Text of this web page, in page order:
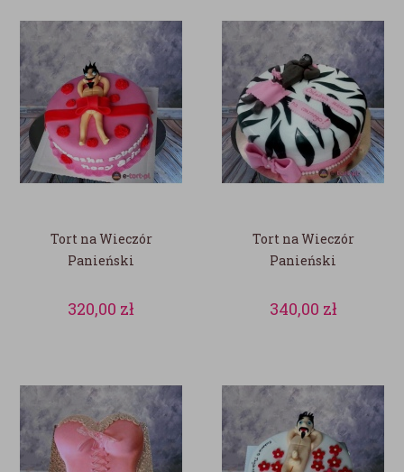
Tort na Wieczór
Panieński
320,00 zł
Tort na Wieczór
Panieński
340,00 zł